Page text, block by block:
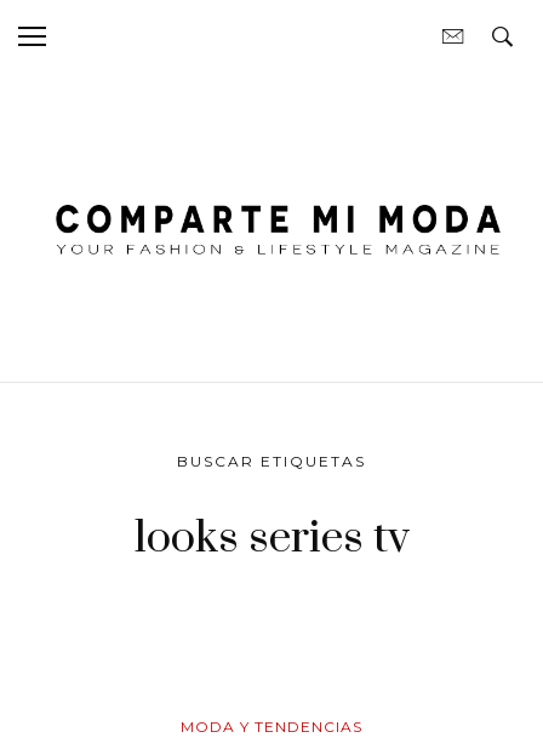
BUSCAR ETIQUETAS
looks series tv
MODA Y TENDENCIAS